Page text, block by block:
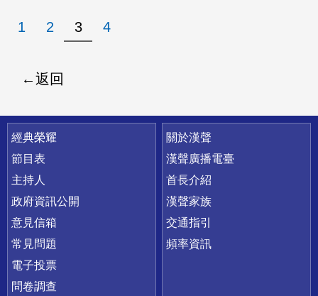
1 2 3 4
返回
快速連結
經典榮耀
節目表
主持人
政府資訊公開
意見信箱
常見問題
電子投票
問卷調查
關於漢聲
漢聲廣播電臺
首長介紹
漢聲家族
交通指引
頻率資訊